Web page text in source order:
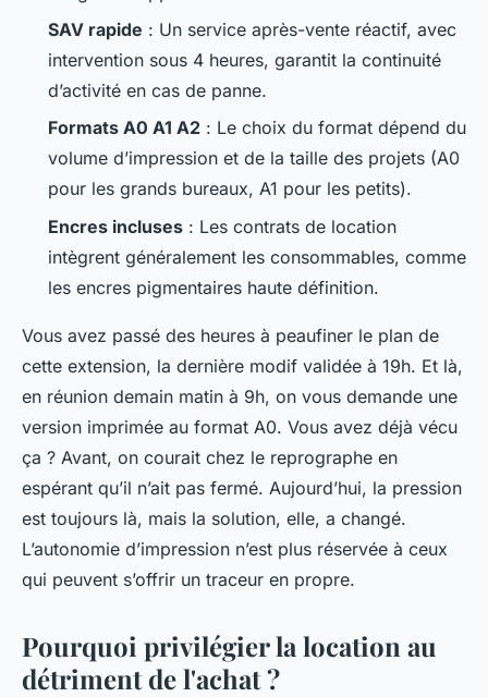
SAV rapide : Un service après-vente réactif, avec
intervention sous 4 heures, garantit la continuité
d’activité en cas de panne.
Formats A0 A1 A2 : Le choix du format dépend du
volume d’impression et de la taille des projets (A0
pour les grands bureaux, A1 pour les petits).
Encres incluses : Les contrats de location
intègrent généralement les consommables, comme
les encres pigmentaires haute définition.
Vous avez passé des heures à peaufiner le plan de
cette extension, la dernière modif validée à 19h. Et là,
en réunion demain matin à 9h, on vous demande une
version imprimée au format A0. Vous avez déjà vécu
ça ? Avant, on courait chez le reprographe en
espérant qu’il n’ait pas fermé. Aujourd’hui, la pression
est toujours là, mais la solution, elle, a changé.
L’autonomie d’impression n’est plus réservée à ceux
qui peuvent s’offrir un traceur en propre.
Pourquoi privilégier la location au
détriment de l'achat ?